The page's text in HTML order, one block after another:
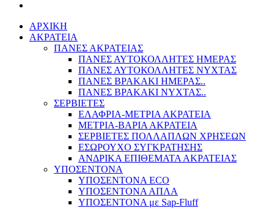
ΑΡΧΙΚΗ
ΑΚΡΑΤΕΙΑ
ΠΑΝΕΣ ΑΚΡΑΤΕΙΑΣ
ΠΑΝΕΣ ΑΥΤΟΚΟΛΛΗΤΕΣ ΗΜΕΡΑΣ
ΠΑΝΕΣ ΑΥΤΟΚΟΛΛΗΤΕΣ ΝΥΧΤΑΣ
ΠΑΝΕΣ ΒΡΑΚΑΚΙ ΗΜΕΡΑΣ..
ΠΑΝΕΣ ΒΡΑΚΑΚΙ ΝΥΧΤΑΣ..
ΣΕΡΒΙΕΤΕΣ
ΕΛΑΦΡΙΑ-ΜΕΤΡΙΑ ΑΚΡΑΤΕΙΑ
ΜΕΤΡΙΑ-ΒΑΡΙΑ ΑΚΡΑΤΕΙΑ
ΣΕΡΒΙΕΤΕΣ ΠΟΛΛΑΠΛΩΝ ΧΡΗΣΕΩΝ
ΕΣΩΡΟΥΧΟ ΣΥΓΚΡΑΤΗΣΗΣ
ΑΝΔΡΙΚΑ ΕΠΙΘΕΜΑΤΑ ΑΚΡΑΤΕΙΑΣ
ΥΠΟΣΕΝΤΟΝΑ
ΥΠΟΣΕΝΤΟΝΑ ECO
ΥΠΟΣΕΝΤΟΝΑ ΑΠΛΑ
ΥΠΟΣΕΝΤΟΝΑ με Sap-Fluff